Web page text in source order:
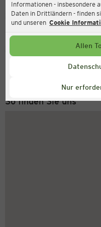
Informationen - insbesondere
Daten in Drittländern - finden
und unseren Cookie
Allen
Nur
Aktuell:
Geschlossen
Service Hotline
+43 (0) 1 2675 502
So finden Sie uns